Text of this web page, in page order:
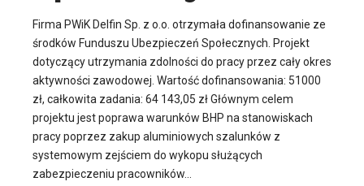
Firma PWiK Delfin Sp. z o.o. otrzymała dofinansowanie ze
środków Funduszu Ubezpieczeń Społecznych. Projekt
dotyczący utrzymania zdolności do pracy przez cały okres
aktywności zawodowej. Wartość dofinansowania: 51000
zł, całkowita zadania: 64 143,05 zł Głównym celem
projektu jest poprawa warunków BHP na stanowiskach
pracy poprzez zakup aluminiowych szalunków z
systemowym zejściem do wykopu służących
zabezpieczeniu pracowników...